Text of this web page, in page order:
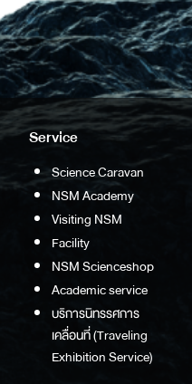
Service
Science Caravan
NSM Academy
Visiting NSM
Facility
NSM Scienceshop
Academic service
บริการนิทรรศการ
เคลื่อนที่ (Traveling
Exhibition Service)